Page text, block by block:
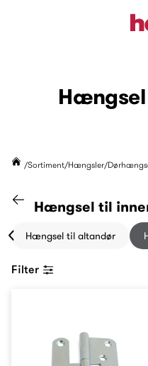
Sortiment Hængsler
Gå til
Hængsel til
Hængsel til altandør
Filter